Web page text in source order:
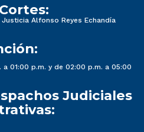
Alfonso Reyes Echandía
01:00 p.m. y de 02:00 p.m. a 05:00
Judiciales